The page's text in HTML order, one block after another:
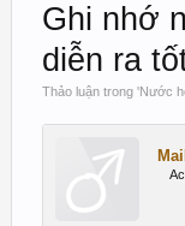
Ghi nhớ
diễn ra
Thảo luận trong 'Nước